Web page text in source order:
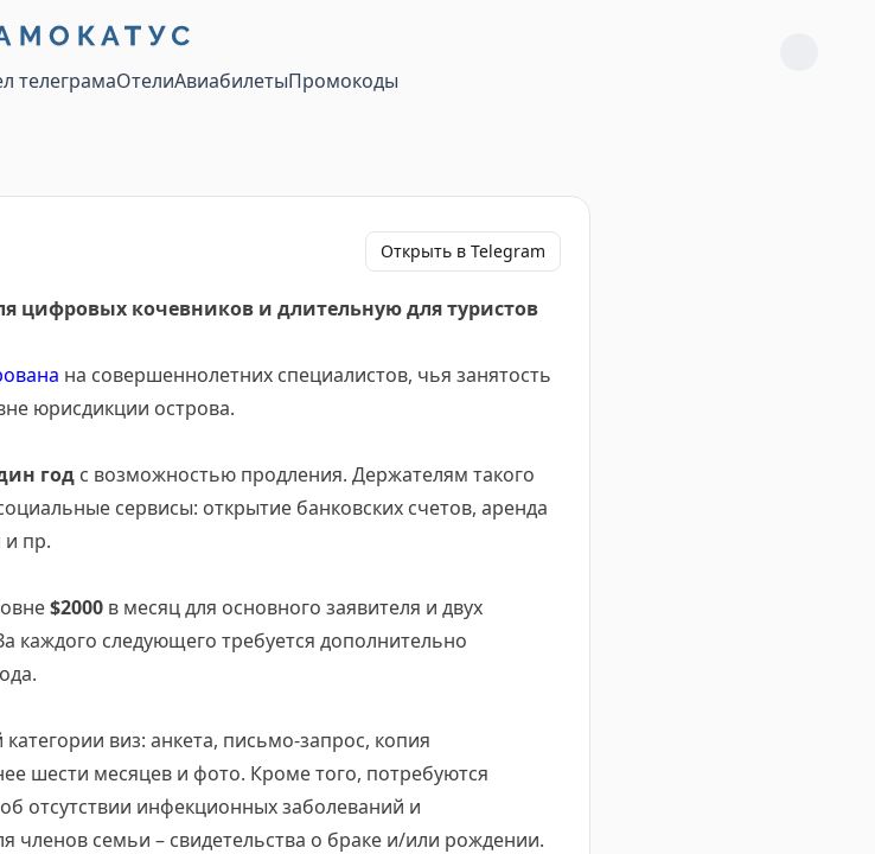
телеграмаОтелиАвиабилетыПромокоды
Открыть в Telegram
цифровых кочевников и длительную для туристов
на совершеннолетних специалистов, чья занятость
юрисдикции острова.
год с возможностью продления. Держателям такого
сервисы: открытие банковских счетов, аренда
и пр.
$2000 в месяц для основного заявителя и двух
следующего требуется дополнительно
виз: анкета, письмо-запрос, копия
шести месяцев и фото. Кроме того, потребуются
отсутствии инфекционных заболеваний и
членов семьи – свидетельства о браке и/или рождении.